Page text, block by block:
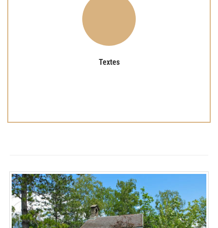
Textes
Textes
Les textes choisis de Louyse de Ballon mettent en
présence d’une expérience partagée avec simplicité.